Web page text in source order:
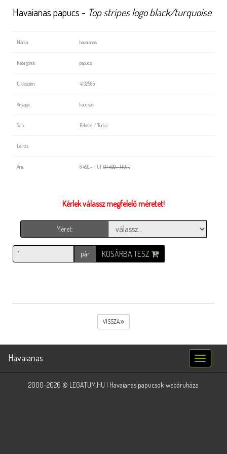
Havaianas papucs - Top stripes logo black/turquoise
Márka: havaianas
Kategória: papucs
Cikkszám: 4132585
Anyaga: kaucsuk
Szín: Fekete / Türkiz
Leírás:
Ára: 8 490,- HUF(11 490,- HUF)
Kérlek válassz megfelelő méretet!
Méret:
pár KOSÁRBA TESZ
VISSZA
Toggle
navigation
Havaianas
2000-2026 © LEGATUM.HU | Havaianas papucsok webáruháza